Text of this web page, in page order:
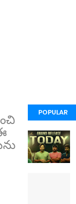
POPULAR